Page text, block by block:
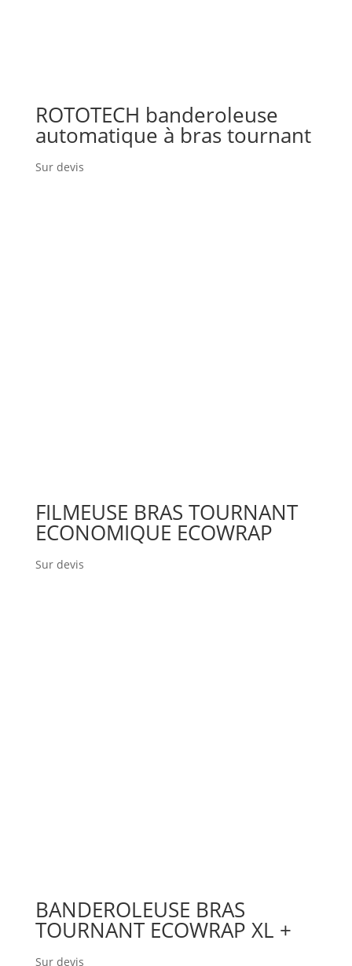
ROTOTECH banderoleuse
automatique à bras tournant
Sur devis
FILMEUSE BRAS TOURNANT
ECONOMIQUE ECOWRAP
Sur devis
BANDEROLEUSE BRAS
TOURNANT ECOWRAP XL +
Sur devis